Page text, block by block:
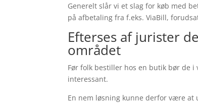
Generelt slår vi et slag for køb med
på afbetaling fra f.eks. ViaBill,
Efterses af jurister
området
Før folk bestiller hos en butik bør de
interessant.
En nem løsning kunne derfor være